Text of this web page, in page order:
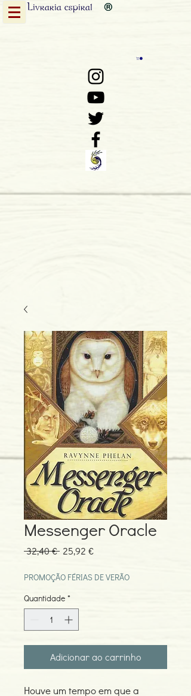
Livraria espiral
Messenger Oracle
32,40 € Preço
25,92 €Preço
PROMOÇÃO FÉRIAS DE VERÃO
Quantidade *
Adicionar ao carrinho
Houve um tempo em que a